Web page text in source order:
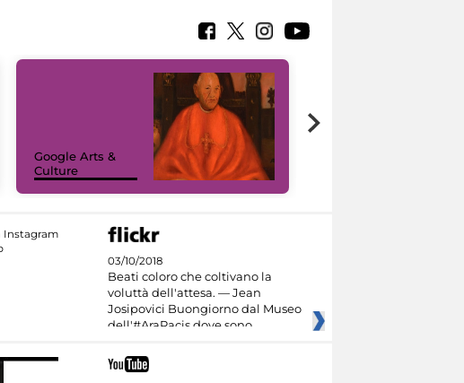
Google Arts &
Culture
03/10/2018
Beati coloro che coltivano la
voluttà dell'attesa. — Jean
Josipovici Buongiorno dal Museo
dell'#AraPacis dove sono